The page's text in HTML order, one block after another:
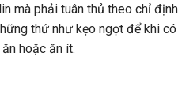
mà phải tuân thủ theo chỉ
thứ như kẹo ngọt để khi
hoặc ăn ít.